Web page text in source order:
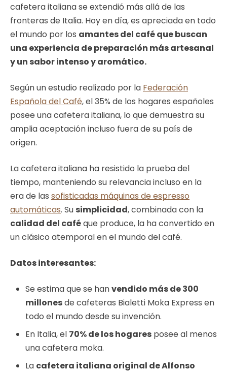
cafetera italiana se extendió más allá de las
fronteras de Italia. Hoy en día, es apreciada en todo
el mundo por los amantes del café que buscan
una experiencia de preparación más artesanal
y un sabor intenso y aromático.
Según un estudio realizado por la Federación
Española del Café, el 35% de los hogares españoles
posee una cafetera italiana, lo que demuestra su
amplia aceptación incluso fuera de su país de
origen.
La cafetera italiana ha resistido la prueba del
tiempo, manteniendo su relevancia incluso en la
era de las sofisticadas máquinas de espresso
automáticas. Su simplicidad, combinada con la
calidad del caféque produce, la ha convertido en
un clásico atemporal en el mundo del café.
Datos interesantes:
Se estima que se hanvendido más de 300
millonesde cafeteras Bialetti Moka Express en
todo el mundo desde su invención.
En Italia, el 70% de los hogares posee al menos
una cafetera moka.
La cafetera italiana original de Alfonso